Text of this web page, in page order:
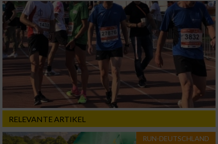
RELEVANTE ARTIKEL
RUN-DEUTSCHLAND